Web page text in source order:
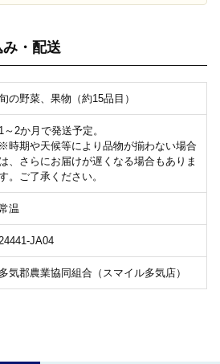
・配送
の野菜、果物（約15品目）
1～2か月で発送予定。
※時期や天候等により品物が揃わない場合
は、さらにお届けが遅くなる場合もありま
。ご了承ください。
温
24441-JA04
多気郡農業協同組合（スマイル多気店）